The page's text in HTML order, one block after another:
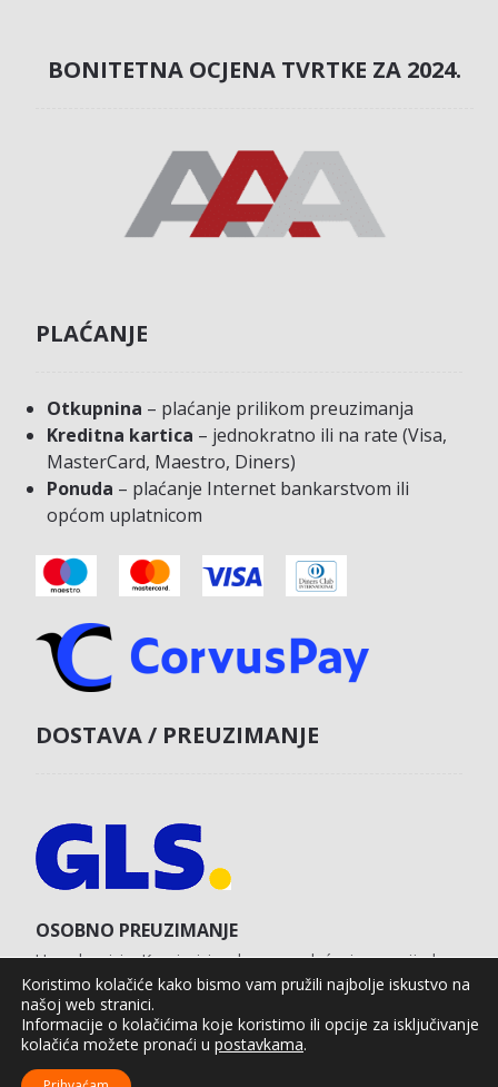
BONITETNA OCJENA TVRTKE ZA 2024.
PLAĆANJE
Otkupnina – plaćanje prilikom preuzimanja
Kreditna kartica – jednokratno ili na rate (Visa,
MasterCard, Maestro, Diners)
Ponuda – plaćanje Internet bankarstvom ili
općom uplatnicom
DOSTAVA / PREUZIMANJE
OSOBNO PREUZIMANJE
U poslovnici u Koprivnici s obvezom plaćanja unaprijed
karticom na web shopu.
Agro Moto Shop © 2025. Izrada web shopa:
Koristimo kolačiće kako bismo vam pružili najbolje iskustvo na
našoj web stranici.
Informacije o kolačićima koje koristimo ili opcije za isključivanje
kolačića možete pronaći u postavkama.